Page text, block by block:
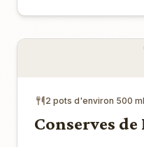
2 pots d'environ 500 ml
Conserves